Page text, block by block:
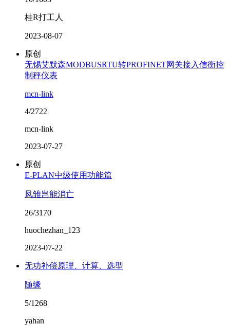
桂R打工人
2023-08-07
原创
无锡艾默森MODBUSRTU转PROFINET网关接入信衡控
制秤仪表
mcn-link
4/2722
mcn-link
2023-07-27
原创
E-PLAN中级使用功能篇
凤雏岂能消亡
26/3170
huochezhan_123
2023-07-22
无功补偿原理、计算、选型
随缘
5/1268
yahan